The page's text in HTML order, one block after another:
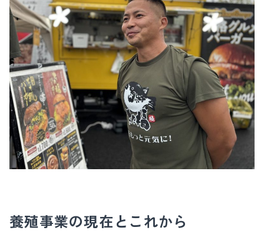
養殖事業の現在とこれから